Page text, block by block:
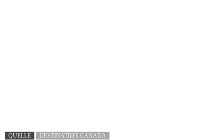
QUELLE
DESTINATION CANADA